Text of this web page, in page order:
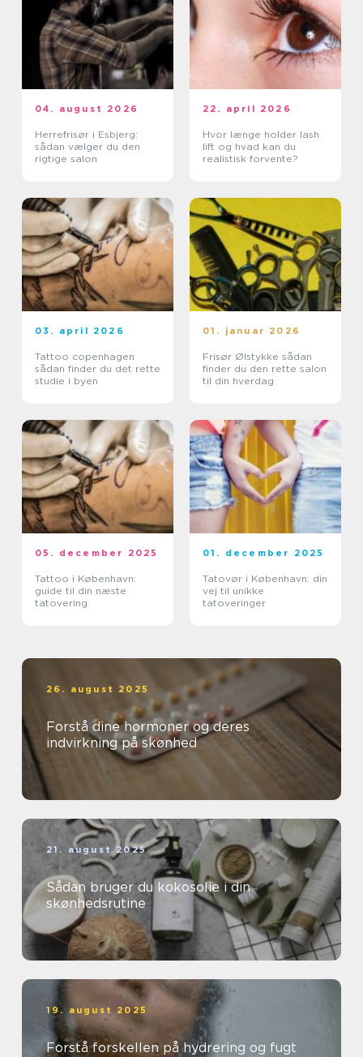
04. august 2026
Herrefrisør i Esbjerg:
sådan vælger du den
rigtige salon
22. april 2026
Hvor længe holder lash
lift og hvad kan du
realistisk forvente?
03. april 2026
Tattoo copenhagen
sådan finder du det rette
studie i byen
01. januar 2026
Frisør Ølstykke sådan
finder du den rette salon
til din hverdag
05. december 2025
Tattoo i København:
guide til din næste
tatovering
01. december 2025
Tatovør i København: din
vej til unikke
tatoveringer
26. august 2025
Forstå dine hormoner og deres
indvirkning på skønhed
21. august 2025
Sådan bruger du kokosolie i din
skønhedsrutine
19. august 2025
Forstå forskellen på hydrering og fugt